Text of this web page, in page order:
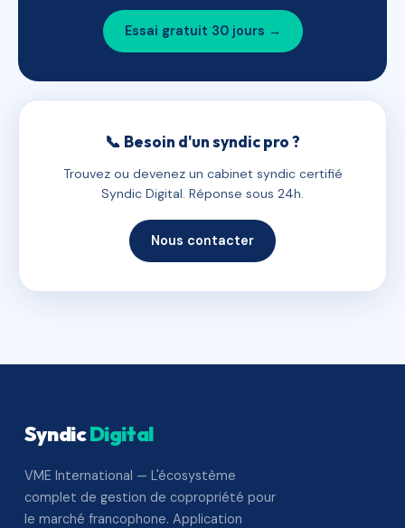
Essai gratuit 30 jours →
📞 Besoin d'un syndic pro ?
Trouvez ou devenez un cabinet syndic certifié
Syndic Digital. Réponse sous 24h.
Nous contacter
SyndicDigital
VME International — L'écosystème
complet de gestion de copropriété pour
le marché francophone. Application